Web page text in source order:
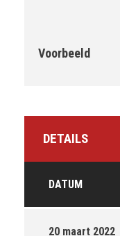
Voorbeeld
DETAILS
DATUM
20 maart 2022